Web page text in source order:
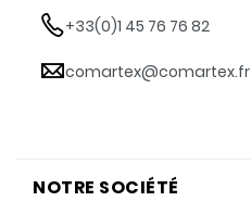
+33(0)1 45 76 76 82
comartex@comartex.fr
NOTRE SOCIÉTÉ